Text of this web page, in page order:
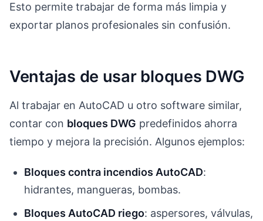
Esto permite trabajar de forma más limpia y
exportar planos profesionales sin confusión.
Ventajas de usar bloques DWG
Al trabajar en AutoCAD u otro software similar,
contar con bloques DWG predefinidos ahorra
tiempo y mejora la precisión. Algunos ejemplos:
Bloques contra incendios AutoCAD:
hidrantes, mangueras, bombas.
Bloques AutoCAD riego: aspersores, válvulas,